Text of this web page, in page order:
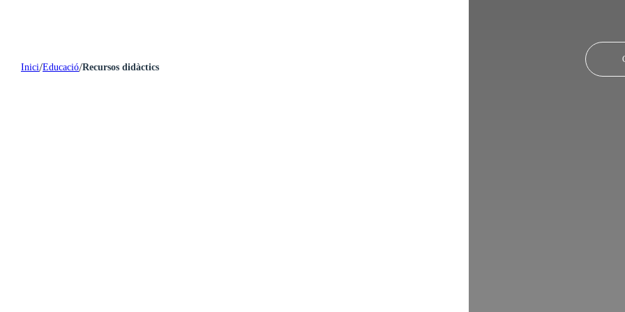
Inici/Educació/Recursos didàctics